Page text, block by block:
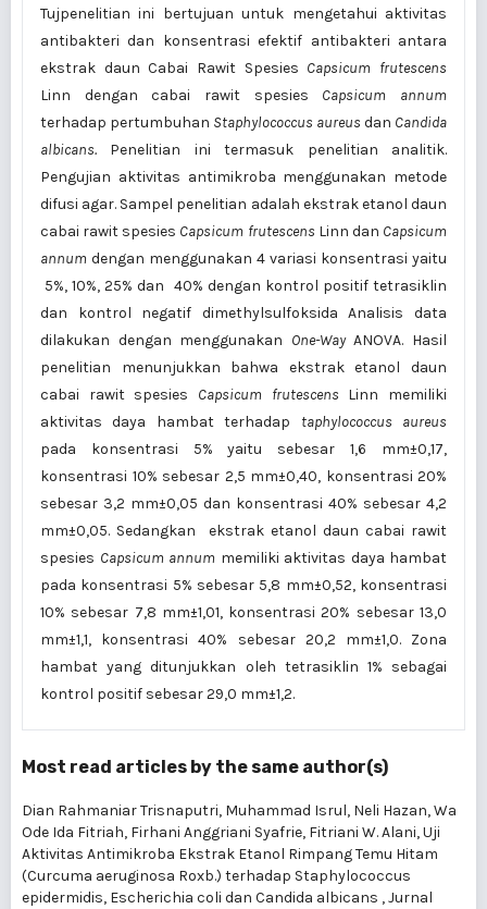
Tujpenelitian ini bertujuan untuk mengetahui aktivitas
antibakteri dan konsentrasi efektif antibakteri antara
ekstrak daun Cabai Rawit Spesies Capsicum frutescens
Linn dengan cabai rawit spesies Capsicum annum
terhadap pertumbuhan Staphylococcus aureus dan Candida
albicans. Penelitian ini termasuk penelitian analitik.
Pengujian aktivitas antimikroba menggunakan metode
difusi agar. Sampel penelitian adalah ekstrak etanol daun
cabai rawit spesies Capsicum frutescens Linn dan Capsicum
annum dengan menggunakan 4 variasi konsentrasi yaitu
5%, 10%, 25% dan 40% dengan kontrol positif tetrasiklin
dan kontrol negatif dimethylsulfoksida Analisis data
dilakukan dengan menggunakan One-WayANOVA. Hasil
penelitian menunjukkan bahwa ekstrak etanol daun
cabai rawit spesies Capsicum frutescens Linn memiliki
aktivitas daya hambat terhadap taphylococcus aureus
pada konsentrasi 5% yaitu sebesar 1,6 mm±0,17,
konsentrasi 10% sebesar 2,5 mm±0,40, konsentrasi 20%
sebesar 3,2 mm±0,05 dan konsentrasi 40% sebesar 4,2
mm±0,05. Sedangkan ekstrak etanol daun cabai rawit
spesies Capsicum annum memiliki aktivitas daya hambat
pada konsentrasi 5% sebesar 5,8 mm±0,52, konsentrasi
10% sebesar 7,8 mm±1,01, konsentrasi 20% sebesar 13,0
mm±1,1, konsentrasi 40% sebesar 20,2 mm±1,0. Zona
hambat yang ditunjukkan oleh tetrasiklin 1% sebagai
kontrol positif sebesar 29,0 mm±1,2.
Most read articles by the same author(s)
Dian Rahmaniar Trisnaputri, Muhammad Isrul, Neli Hazan, Wa
Ode Ida Fitriah, Firhani Anggriani Syafrie, Fitriani W. Alani,Uji
Aktivitas Antimikroba Ekstrak Etanol Rimpang Temu Hitam
(Curcuma aeruginosa Roxb.) terhadap Staphylococcus
epidermidis, Escherichia coli dan Candida albicans ,Jurnal